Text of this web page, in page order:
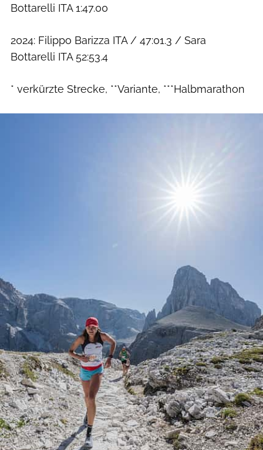
Bottarelli ITA 1:47.00
2024: Filippo Barizza ITA / 47:01.3 / Sara
Bottarelli ITA 52:53.4
* verkürzte Strecke, **Variante, ***Halbmarathon